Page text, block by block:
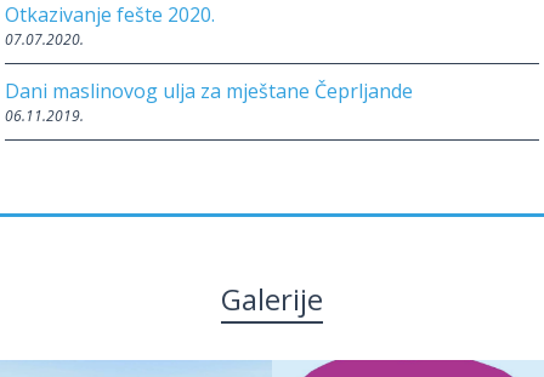
Otkazivanje fešte 2020.
07.07.2020.
Dani maslinovog ulja za mještane Čeprljande
06.11.2019.
Galerije